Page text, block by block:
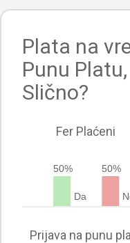
Plata na
Punu
Slično?
Fer Plaćeni
50%
Da
50%
Prijava na punu